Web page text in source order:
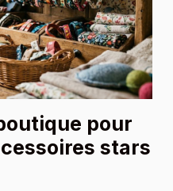
pour
stars